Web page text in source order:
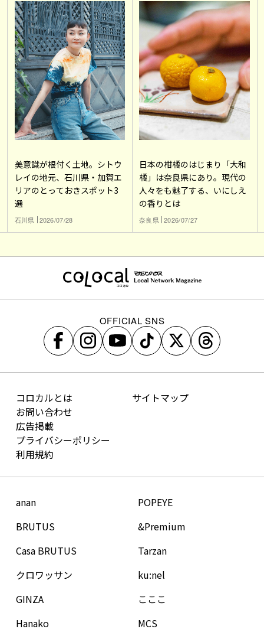
美意識が根付く土地。シトウ
レイの地元、石川県・加賀エ
リアのとっておきスポット3
選
石川県 2026/07/28
日本の柑橘のはじまり「大和
橘」は奈良県にあり。現代の
人々をも魅了する、いにしえ
の香りとは
奈良県 2026/07/27
OFFICIAL SNS
コロカルとは
お問い合わせ
広告掲載
プライバシーポリシー
利用規約
サイトマップ
anan
BRUTUS
Casa BRUTUS
クロワッサン
GINZA
Hanako
POPEYE
&Premium
Tarzan
ku:nel
こここ
MCS